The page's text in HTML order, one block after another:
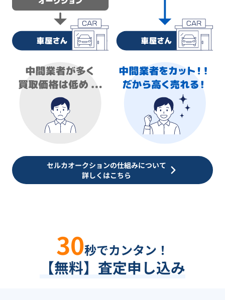
セルカオークションの仕組みについて
詳しくはこちら
30秒でカンタン！
【無料】査定申し込み